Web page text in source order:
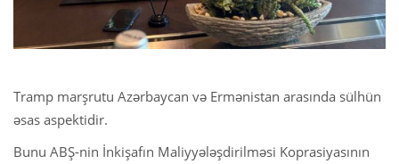
Tramp marşrutu Azərbaycan və Ermənistan arasında sülhün
əsas aspektidir.
Bunu ABŞ-nin İnkişafın Maliyyələşdirilməsi Koprasiyasının